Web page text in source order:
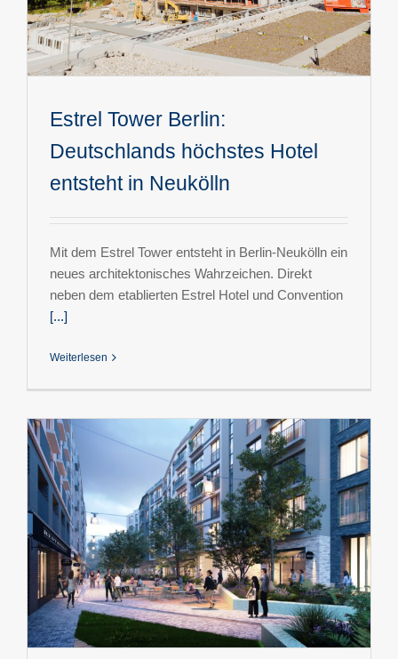
Estrel Tower Berlin:
Deutschlands höchstes Hotel
entsteht in Neukölln
Mit dem Estrel Tower entsteht in Berlin-Neukölln ein
neues architektonisches Wahrzeichen. Direkt
neben dem etablierten Estrel Hotel und Convention
[...]
Weiterlesen